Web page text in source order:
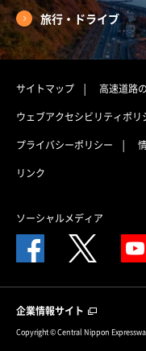
旅行・ドライブ
サイトマップ 高速道路
ウェブアクセシビリティポリ
プライバシーポリシー
リンク
ソーシャルメディア
企業情報サイト
Copyright © Central Nippon